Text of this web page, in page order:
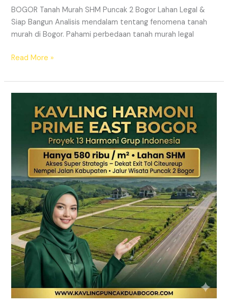
BOGOR Tanah Murah SHM Puncak 2 Bogor Lahan Legal &
Siap Bangun Analisis mendalam tentang fenomena tanah
murah di Bogor. Pahami perbedaan tanah murah legal
Read More »
Hanjawong
Puncak
Bogor
Gunung
&
SHM
Pecah
Sertifikat